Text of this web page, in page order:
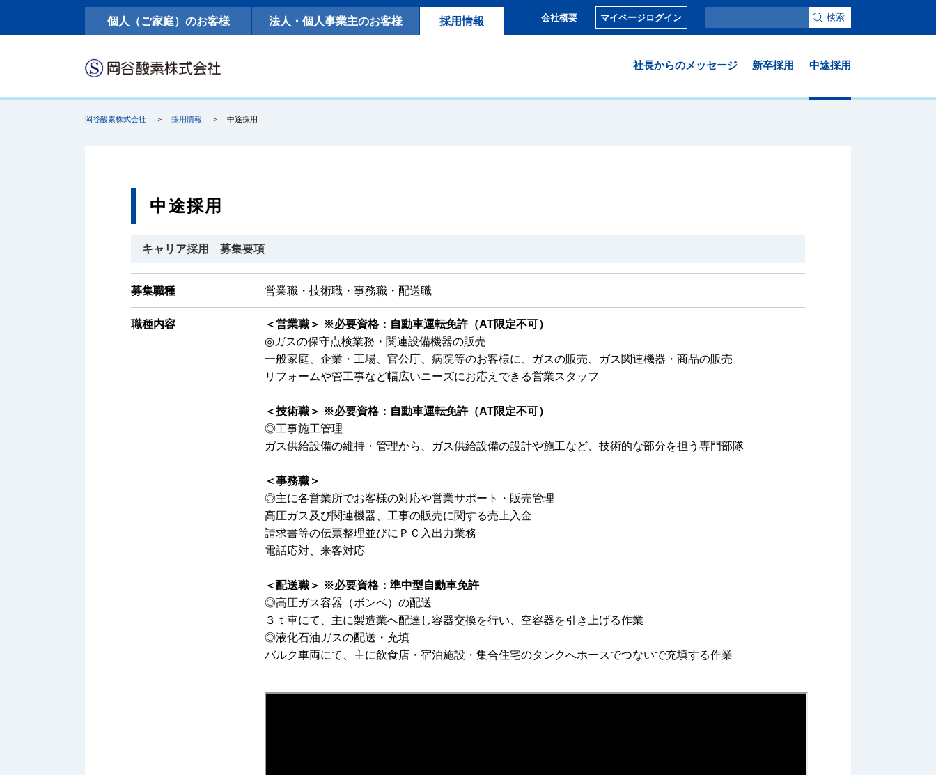
個人（ご家庭）のお客様 法人・個人事業主のお客様 採用情報 会社概要 マイページログイン 検索
社長からのメッセージ 新卒採用 中途採用
岡谷酸素株式会社 採用情報 中途採用
中途採用
キャリア採用 募集要項
募集職種 営業職・技術職・事務職・配送職
職種内容
＜営業職＞ ※必要資格：自動車運転免許（AT限定不可）
◎ガスの保守点検業務・関連設備機器の販売
一般家庭、企業・工場、官公庁、病院等のお客様に、ガスの販売、ガス関連機器・商品の販売
リフォームや管工事など幅広いニーズにお応えできる営業スタッフ
＜技術職＞ ※必要資格：自動車運転免許（AT限定不可）
◎工事施工管理
ガス供給設備の維持・管理から、ガス供給設備の設計や施工など、技術的な部分を担う専門部隊
＜事務職＞
◎主に各営業所でお客様の対応や営業サポート・販売管理
高圧ガス及び関連機器、工事の販売に関する売上入金
請求書等の伝票整理並びにＰＣ入出力業務
電話応対、来客対応
＜配送職＞ ※必要資格：準中型自動車免許
◎高圧ガス容器（ボンベ）の配送
３ｔ車にて、主に製造業へ配達し容器交換を行い、空容器を引き上げる作業
◎液化石油ガスの配送・充填
バルク車両にて、主に飲食店・宿泊施設・集合住宅のタンクへホースでつないで充填する作業